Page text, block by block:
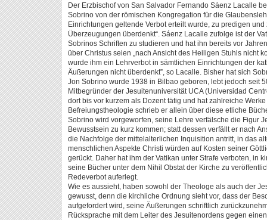
Der Erzbischof von San Salvador Fernando Sáenz Lacalle
Sobrino von der römischen Kongregation für die
Einrichtungen geltende Verbot erteilt wurde, zu predigen und
Überzeugungen überdenkt“. Sáenz Lacalle zufolge ist der
Sobrinos Schriften zu studieren und hat ihn bereits vor
über Christus seien „nach Ansicht des Heiligen Stuhls nicht
wurde ihm ein Lehrverbot in sämtlichen Einrichtungen der
Äußerungen nicht überdenkt”, so Lacalle. Bisher hat sich
Jon Sobrino wurde 1938 in Bilbao geboren, lebt jedoch seit
Mitbegründer der Jesuitenuniversität UCA (Universidad
dort bis vor kurzem als Dozent tätig und hat zahlreiche
Befreiungstheologie schrieb er allein über diese etliche
Sobrino wird vorgeworfen, seine Lehre verfälsche die Figur
Bewusstsein zu kurz kommen; statt dessen verfällt er nach
die Nachfolge der mittelalterlichen Inquisition antritt, in das
menschlichen Aspekte Christi würden auf Kosten seiner
gerückt. Daher hat ihm der Vatikan unter Strafe verboten, in
seine Bücher unter dem Nihil Obstat der Kirche zu
Redeverbot auferlegt.
Wie es aussieht, haben sowohl der Theologe als auch der
gewusst, denn die kirchliche Ordnung sieht vor, dass der
aufgefordert wird, seine Äußerungen schriftlich
Rücksprache mit dem Leiter des Jesuitenordens gegen